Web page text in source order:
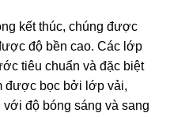
kết thúc, chúng được
độ bền cao. Các lớp
tiêu chuẩn và đặc biệt
được bọc bởi lớp vải,
độ bóng sáng và sang